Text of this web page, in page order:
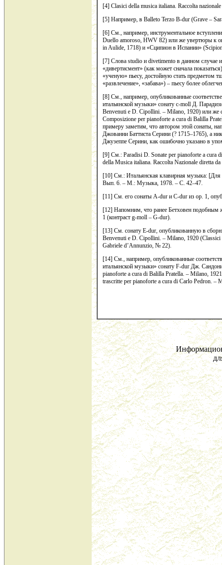
[4] Clasici della musica italiana. Raccolta
[5] Например, в Balleto Terzo B-dur (Grave –
[6] См., например, инструментальное
Duello amoroso, HWV 82) или же увертюры к
in Aulide, 1718) и «Сципион в Испании»
[7] Слова studio и divetimento в данном случае
«дивертисмент» (как может сначала
«ученую» пьесу, достойную стать предметом
«развлечение», «забава») – пьесу более
[8] См., например, опубликованные
итальянской музыки» сонату c-moll Д.
Benvenuti e D. Cipollini. – Milano, 1920) или же
Composizione per pianoforte a cura di Balilla
примеру заметим, что автором этой сонаты,
Джованни Баттиста Серини (? 1715–1765), а
Джузеппе Серини, как ошибочно указано в
[9] См.: Paradisi D. Sonate per pianoforte a cura
della Musica italiana. Raccolta Nazionale diretta
[10] См.: Итальянская клавирная музыка:
Вып. 6. – М.: Музыка, 1978. – С. 42–47.
[11] См. его сонаты A-dur и C-dur из ор. 1,
[12] Напомним, что ранее Бетховен подобным
1 (контраст g-moll – G-dur).
[13] См. сонату E-dur, опубликованную в
Benvenuti e D. Cipollini. – Milano, 1920 (Classici
Gabriele d’Annunzio, № 22).
[14] См., например, опубликованные
итальянской музыки» сонату F-dur Дж.
pianoforte a cura di Balilla Pratella. – Milano,
trascritte per pianoforte a cura di Carlo Pedron. –